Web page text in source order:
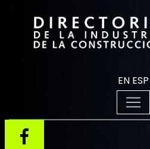
EN ESP